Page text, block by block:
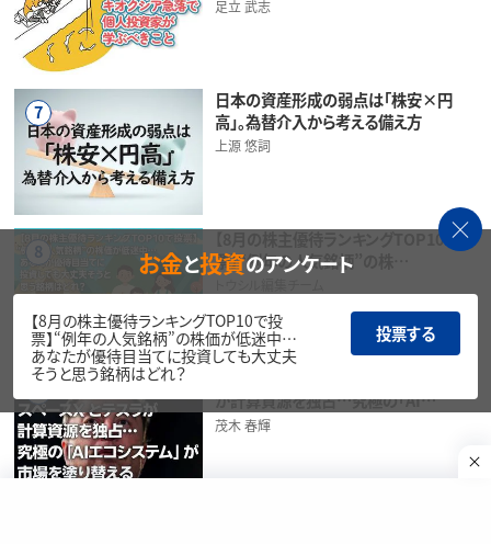
足立 武志
7
日本の資産形成の弱点は「株安×円
高」。為替介入から考える備え方
上源 悠詞
8
【8月の株主優待ランキングTOP10で投
票】“例年の人気銘柄”の株…
が計算資源を独占…究極の「AI…
茂木 春輝
お金と投資のアンケート
【8月の株主優待ランキングTOP10で投
票】“例年の人気銘柄”の株価が低迷中…
あなたが優待目当てに投資しても大丈夫
そうと思う銘柄はどれ？
投票する